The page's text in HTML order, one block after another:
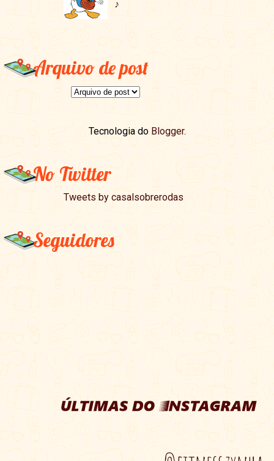
♪
Arquivo de post
Tecnologia do Blogger.
No Twitter
Tweets by casalsobrerodas
Seguidores